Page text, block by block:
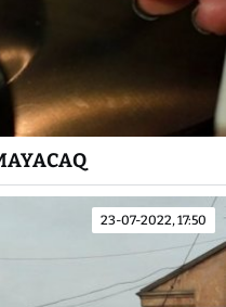
23-07-2022, 17:50